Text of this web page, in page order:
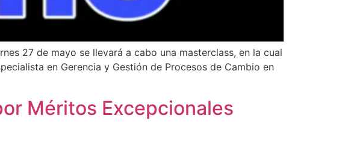
27 de mayo se llevará a cabo una masterclass, en la cual
en Gerencia y Gestión de Procesos de Cambio en
Méritos Excepcionales